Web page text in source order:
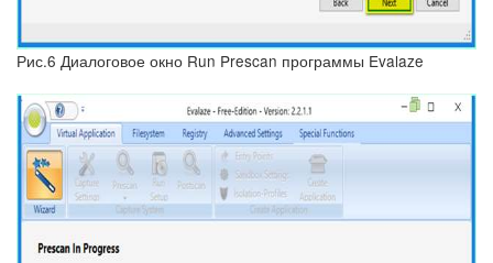
Рис.6 Диалоговое окно Run Prescan программы Evalaze